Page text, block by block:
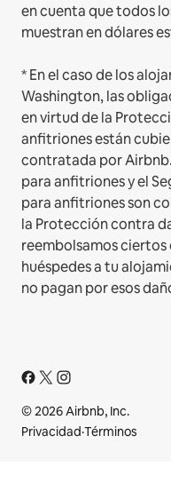
en cuenta que todos
muestran en dólares
* En el caso de los
Washington, las
en virtud de la
anfitriones están
contratada por
para anfitriones y el
para anfitriones son
la Protección contra
reembolsamos ciertos
huéspedes a tu
no pagan por esos
© 2026 Airbnb, Inc.
Privacidad·Términos